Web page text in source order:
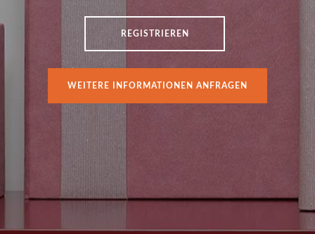
REGISTRIEREN
WEITERE INFORMATIONEN ANFRAGEN